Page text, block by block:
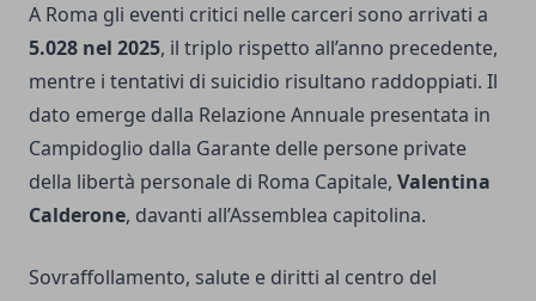
A Roma gli eventi critici nelle carceri sono arrivati a
5.028 nel 2025, il triplo rispetto all’anno precedente,
mentre i tentativi di suicidio risultano raddoppiati. Il
dato emerge dalla Relazione Annuale presentata in
Campidoglio dalla Garante delle persone private
della libertà personale di Roma Capitale, Valentina
Calderone, davanti all’Assemblea capitolina.
Sovraffollamento, salute e diritti al centro del